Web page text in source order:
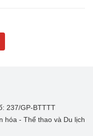
237/GP-BTTTT
hóa - Thể thao và Du lịch